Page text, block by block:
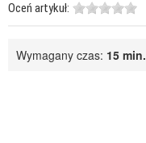
Oceń artykuł:
Wymagany czas: 15 min.